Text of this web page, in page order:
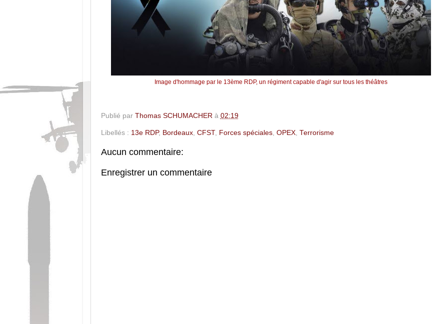
Image d'hommage par le 13ème RDP, un régiment capable d'agir sur tous les théâtres
Publié par Thomas SCHUMACHER à 02:19
Libellés : 13e RDP, Bordeaux, CFST, Forces spéciales, OPEX, Terrorisme
Aucun commentaire:
Enregistrer un commentaire